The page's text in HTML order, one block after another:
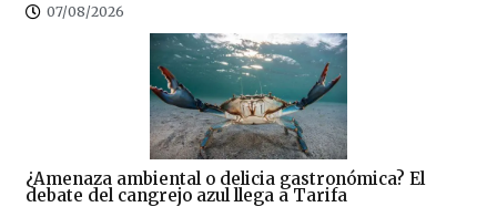
07/08/2026
¿Amenaza ambiental o delicia gastronómica? El
debate del cangrejo azul llega a Tarifa